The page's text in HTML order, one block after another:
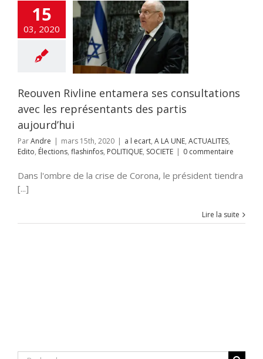
15
03, 2020
Rivline
avec les
des
aujourd’hui
A LA UNE
SOCIETE
Reouven Rivline entamera ses consultations
avec les représentants des partis
aujourd’hui
ParAndre | mars 15th, 2020 | a l ecart, A LA UNE, ACTUALITES,
Edito, Élections, flashinfos, POLITIQUE, SOCIETE | 0 commentaire
Dans l'ombre de la crise de Corona, le président tiendra
[...]
Lire la suite